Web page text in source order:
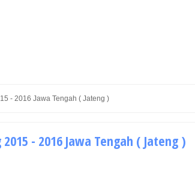
- 2016 Jawa Tengah ( Jateng )
- 2016 Jawa Tengah ( Jateng )